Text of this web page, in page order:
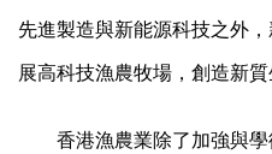
先進製造與新能源科技之外
展高科技漁農牧場，創造新質
香港漁農業除了加強與